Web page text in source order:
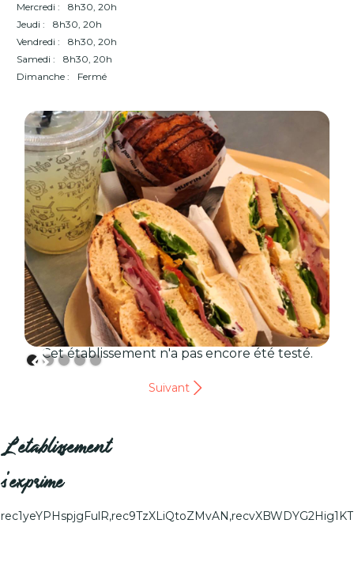
Mercredi :
8h30, 20h
Jeudi :
8h30, 20h
Vendredi :
8h30, 20h
Samedi :
8h30, 20h
Dimanche :
Fermé
Cet établissement n'a pas encore été testé.
Suivant
L'établissement
s'exprime
rec1yeYPHspjgFulR,rec9TzXLiQtoZMvAN,recvXBWDYG2Hig1KT